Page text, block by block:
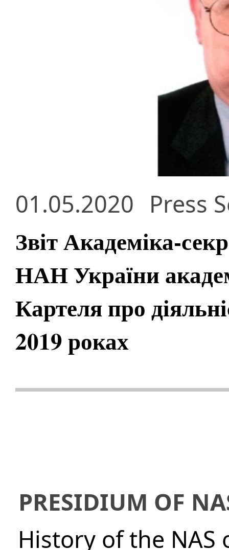
01.05.2020 Press
Звіт Академіка-
НАН України
Картеля про
2019 роках
PRESIDIUM OF
History of the NAS